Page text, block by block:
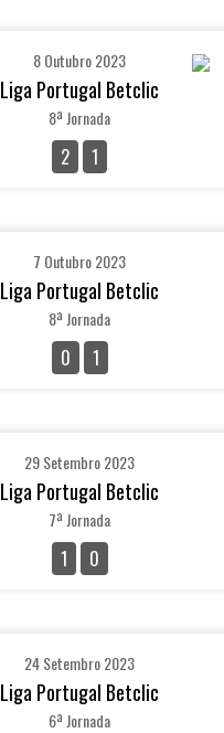
8 Outubro 2023
Liga Portugal Betclic
8ª Jornada
2 1
7 Outubro 2023
Liga Portugal Betclic
8ª Jornada
0 1
29 Setembro 2023
Liga Portugal Betclic
7ª Jornada
1 0
24 Setembro 2023
Liga Portugal Betclic
6ª Jornada